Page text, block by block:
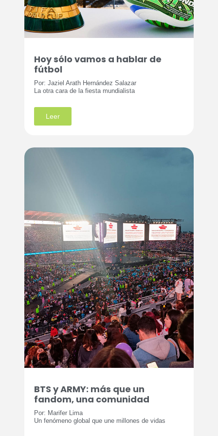
Hoy sólo vamos a hablar de
fútbol
Por: Jaziel Arath Hernández Salazar
La otra cara de la fiesta mundialista
Leer
BTS y ARMY: más que un
fandom, una comunidad
Por: Marifer Lima
Un fenómeno global que une millones de vidas